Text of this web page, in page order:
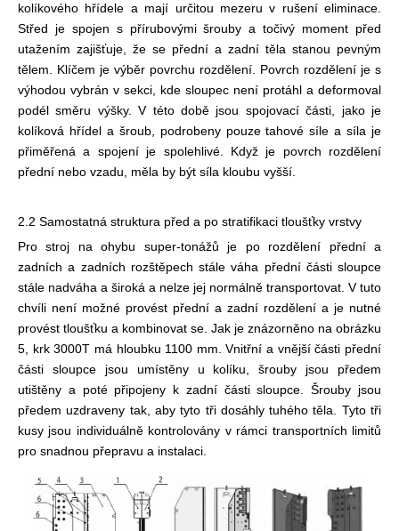
kolíkového hřídele a mají určitou mezeru v rušení eliminace.
Střed je spojen s přírubovými šrouby a točivý moment před
utažením zajišťuje, že se přední a zadní těla stanou pevným
tělem. Klíčem je výběr povrchu rozdělení. Povrch rozdělení je s
výhodou vybrán v sekci, kde sloupec není protáhl a deformoval
podél směru výšky. V této době jsou spojovací části, jako je
kolíková hřídel a šroub, podrobeny pouze tahové síle a síla je
přiměřená a spojení je spolehlivé. Když je povrch rozdělení
přední nebo vzadu, měla by být síla kloubu vyšší.
2.2 Samostatná struktura před a po stratifikaci tloušťky vrstvy
Pro stroj na ohybu super-tonážů je po rozdělení přední a
zadních a zadních rozštěpech stále váha přední části sloupce
stále nadváha a široká a nelze jej normálně transportovat. V tuto
chvíli není možné provést přední a zadní rozdělení a je nutné
provést tloušťku a kombinovat se. Jak je znázorněno na obrázku
5, krk 3000T má hloubku 1100 mm. Vnitřní a vnější části přední
části sloupce jsou umístěny u kolíku, šrouby jsou předem
utištěny a poté připojeny k zadní části sloupce. Šrouby jsou
předem uzdraveny tak, aby tyto tři dosáhly tuhého těla. Tyto tři
kusy jsou individuálně kontrolovány v rámci transportních limitů
pro snadnou přepravu a instalaci.